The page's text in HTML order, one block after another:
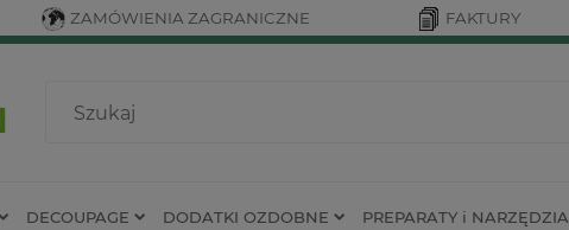
ZAMÓWIENIA ZAGRANICZNE FAKTURY
DECOUPAGE DODATKI OZDOBNE PREPARATY i NARZĘDZIA